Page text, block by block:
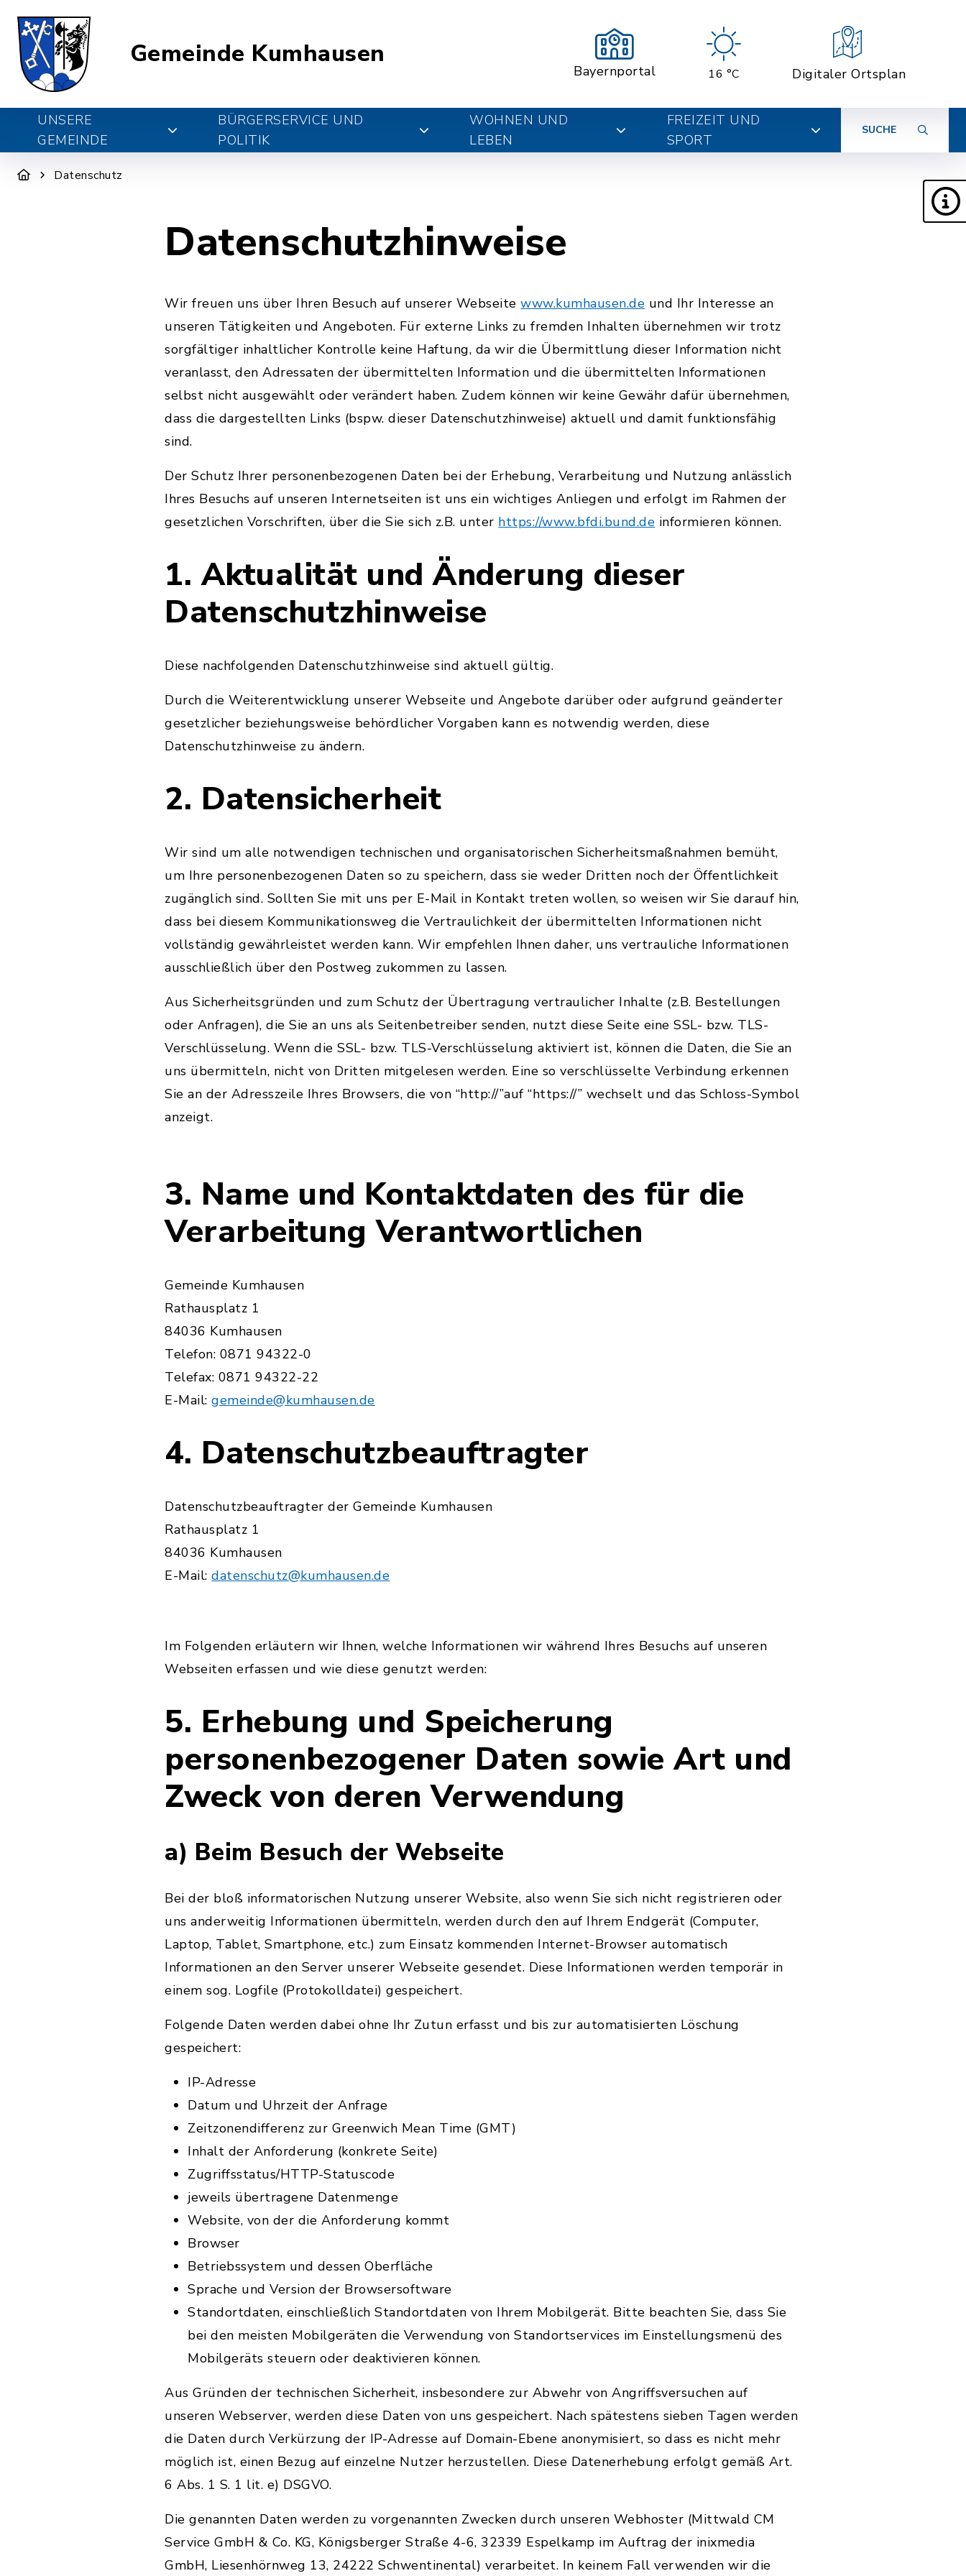
Gemeinde Kumhausen
Bayernportal 16 °C Digitaler Ortsplan
UNSERE
GEMEINDE
BÜRGERSERVICE UND
POLITIK
WOHNEN UND
LEBEN
FREIZEIT UND
SPORT
SUCHE
Datenschutz
Datenschutzhinweise
Wir freuen uns über Ihren Besuch auf unserer Webseitewww.kumhausen.de und Ihr Interesse an
unseren Tätigkeiten und Angeboten. Für externe Links zu fremden Inhalten übernehmen wir trotz
sorgfältiger inhaltlicher Kontrolle keine Haftung, da wir die Übermittlung dieser Information nicht
veranlasst, den Adressaten der übermittelten Information und die übermittelten Informationen
selbst nicht ausgewählt oder verändert haben. Zudem können wir keine Gewähr dafür übernehmen,
dass die dargestellten Links (bspw. dieser Datenschutzhinweise) aktuell und damit funktionsfähig
sind.
Der Schutz Ihrer personenbezogenen Daten bei der Erhebung, Verarbeitung und Nutzung anlässlich
Ihres Besuchs auf unseren Internetseiten ist uns ein wichtiges Anliegen und erfolgt im Rahmen der
gesetzlichen Vorschriften, über die Sie sich z.B. unter https://www.bfdi.bund.de informieren können.
1. Aktualität und Änderung dieser
Datenschutzhinweise
Diese nachfolgenden Datenschutzhinweise sind aktuell gültig.
Durch die Weiterentwicklung unserer Webseite und Angebote darüber oder aufgrund geänderter
gesetzlicher beziehungsweise behördlicher Vorgaben kann es notwendig werden, diese
Datenschutzhinweise zu ändern.
2. Datensicherheit
Wir sind um alle notwendigen technischen und organisatorischen Sicherheitsmaßnahmen bemüht,
um Ihre personenbezogenen Daten so zu speichern, dass sie weder Dritten noch der Öffentlichkeit
zugänglich sind. Sollten Sie mit uns per E-Mail in Kontakt treten wollen, so weisen wir Sie darauf hin,
dass bei diesem Kommunikationsweg die Vertraulichkeit der übermittelten Informationen nicht
vollständig gewährleistet werden kann. Wir empfehlen Ihnen daher, uns vertrauliche Informationen
ausschließlich über den Postweg zukommen zu lassen.
Aus Sicherheitsgründen und zum Schutz der Übertragung vertraulicher Inhalte (z.B. Bestellungen
oder Anfragen), die Sie an uns als Seitenbetreiber senden, nutzt diese Seite eine SSL- bzw. TLS-
Verschlüsselung. Wenn die SSL- bzw. TLS-Verschlüsselung aktiviert ist, können die Daten, die Sie an
uns übermitteln, nicht von Dritten mitgelesen werden. Eine so verschlüsselte Verbindung erkennen
Sie an der Adresszeile Ihres Browsers, die von “http://”auf “https://” wechselt und das Schloss-Symbol
anzeigt.
3. Name und Kontaktdaten des für die
Verarbeitung Verantwortlichen
Gemeinde Kumhausen
Rathausplatz 1
84036 Kumhausen
Telefon: 0871 94322-0
Telefax: 0871 94322-22
E-Mail:gemeinde@kumhausen.de
4. Datenschutzbeauftragter
Datenschutzbeauftragter der Gemeinde Kumhausen
Rathausplatz 1
84036 Kumhausen
E-Mail:datenschutz@kumhausen.de
Im Folgenden erläutern wir Ihnen, welche Informationen wir während Ihres Besuchs auf unseren
Webseiten erfassen und wie diese genutzt werden:
5. Erhebung und Speicherung
personenbezogener Daten sowie Art und
Zweck von deren Verwendung
a) Beim Besuch der Webseite
Bei der bloß informatorischen Nutzung unserer Website, also wenn Sie sich nicht registrieren oder
uns anderweitig Informationen übermitteln, werden durch den auf Ihrem Endgerät (Computer,
Laptop, Tablet, Smartphone, etc.) zum Einsatz kommenden Internet-Browser automatisch
Informationen an den Server unserer Webseite gesendet. Diese Informationen werden temporär in
einem sog. Logfile (Protokolldatei) gespeichert.
Folgende Daten werden dabei ohne Ihr Zutun erfasst und bis zur automatisierten Löschung
gespeichert:
IP-Adresse
Datum und Uhrzeit der Anfrage
Zeitzonendifferenz zur Greenwich Mean Time (GMT)
Inhalt der Anforderung (konkrete Seite)
Zugriffsstatus/HTTP-Statuscode
jeweils übertragene Datenmenge
Website, von der die Anforderung kommt
Browser
Betriebssystem und dessen Oberfläche
Sprache und Version der Browsersoftware
Standortdaten, einschließlich Standortdaten von Ihrem Mobilgerät. Bitte beachten Sie, dass Sie
bei den meisten Mobilgeräten die Verwendung von Standortservices im Einstellungsmenü des
Mobilgeräts steuern oder deaktivieren können.
Aus Gründen der technischen Sicherheit, insbesondere zur Abwehr von Angriffsversuchen auf
unseren Webserver, werden diese Daten von uns gespeichert. Nach spätestens sieben Tagen werden
die Daten durch Verkürzung der IP-Adresse auf Domain-Ebene anonymisiert, so dass es nicht mehr
möglich ist, einen Bezug auf einzelne Nutzer herzustellen. Diese Datenerhebung erfolgt gemäß Art.
6 Abs. 1 S. 1 lit. e) DSGVO.
Die genannten Daten werden zu vorgenannten Zwecken durch unseren Webhoster (Mittwald CM
Service GmbH & Co. KG, Königsberger Straße 4-6, 32339 Espelkamp im Auftrag der inixmedia
GmbH, Liesenhörnweg 13, 24222 Schwentinental) verarbeitet. In keinem Fall verwenden wir die